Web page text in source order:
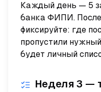
Каждый день — 5
банка ФИПИ.
фиксируйте: где
пропустили
будет личный
Неделя 3 —